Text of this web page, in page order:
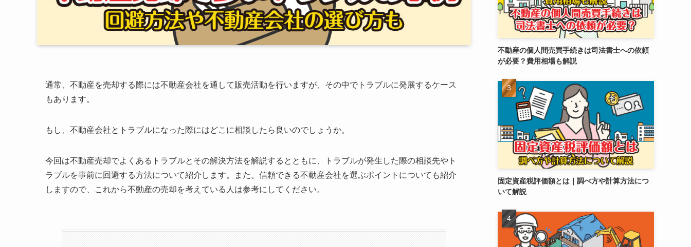
通常、不動産を売却する際には不動産会社を通して販売活動を行いますが、その中でトラブルに発展するケース
もあります。
もし、不動産会社とトラブルになった際にはどこに相談したら良いのでしょうか。
今回は不動産売却でよくあるトラブルとその解決方法を解説するとともに、トラブルが発生した際の相談先やト
ラブルを事前に回避する方法について紹介します。また。信頼できる不動産会社を選ぶポイントについても紹介
しますので、これから不動産の売却を考えている人は参考にしてください。
不動産の個人間売買手続きは司法書士への依頼
が必要？費用相場も解説
固定資産税評価額とは｜調べ方や計算方法につ
いて解説